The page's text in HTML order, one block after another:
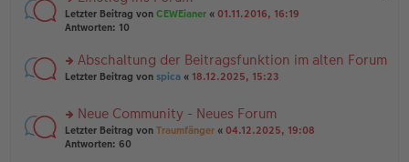
es
e
er
B
ei
a
g
rs
te
n
g
es
e
n
er
Letzter Beitrag von CEWEianer « 01.11.2016, 16:19
Antworten: 10
rs
u
n
g
Abschaltung der Beitragsfunktion im alten Forum
Letzter Beitrag von spica « 18.12.2025, 15:23
rs
te
Neue Community - Neues Forum
Letzter Beitrag von Traumfänger « 04.12.2025, 19:08
Antworten: 60